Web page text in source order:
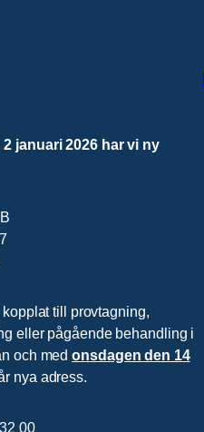
2 januari 2026 har vi ny
till provtagning,
eller pågående behandling i
och medonsdagen den 14
nya adress.
00